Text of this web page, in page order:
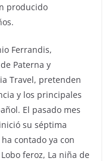
producido
Ferrandis,
Paterna y
Travel, pretenden
y los principales
El pasado mes
su séptima
contado ya con
feroz, La niña de